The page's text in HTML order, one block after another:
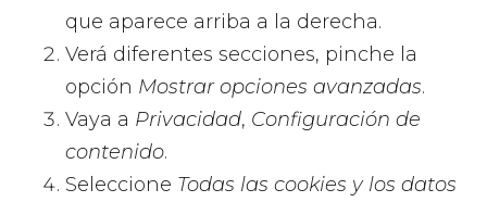
que aparece arriba a la derecha.
Verá diferentes secciones, pinche la
opción Mostrar opciones avanzadas.
Vaya a Privacidad, Configuración de
contenido.
Seleccione Todas las cookies y los datos